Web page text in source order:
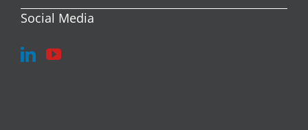
Social Media